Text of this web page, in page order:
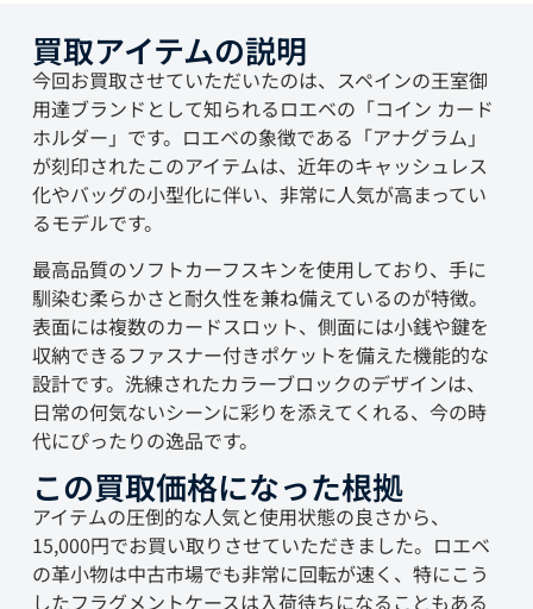
買取アイテムの説明
今回お買取させていただいたのは、スペインの王室御
用達ブランドとして知られるロエベの「コイン カード
ホルダー」です。ロエベの象徴である「アナグラム」
が刻印されたこのアイテムは、近年のキャッシュレス
化やバッグの小型化に伴い、非常に人気が高まってい
るモデルです。
最高品質のソフトカーフスキンを使用しており、手に
馴染む柔らかさと耐久性を兼ね備えているのが特徴。
表面には複数のカードスロット、側面には小銭や鍵を
収納できるファスナー付きポケットを備えた機能的な
設計です。洗練されたカラーブロックのデザインは、
日常の何気ないシーンに彩りを添えてくれる、今の時
代にぴったりの逸品です。
この買取価格になった根拠
アイテムの圧倒的な人気と使用状態の良さから、
15,000円でお買い取りさせていただきました。ロエベ
の革小物は中古市場でも非常に回転が速く、特にこう
したフラグメントケースは入荷待ちになることもある